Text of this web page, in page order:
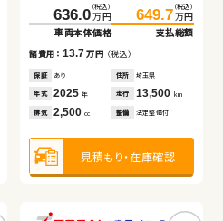
636.0 （税込）
万円
車両本体価格
649.7 （税込）
万円
支払総額
諸費用： 13.7万円 （税込）
保証 あり 住所 埼玉県
年式 2025年 走行 13,500 km
排気 2,500cc 整備 法定整備付
見積もり・在庫確認
諸費用：8.9 万円（税込）
あり
年式 2022年 走行
排気 1,500 整備 法定整備付
見積もり・在庫確認
160.0 （税込）
万円
車両本体価格
171.3 （税込）
万円
支払総額
諸費用： 11.3万円 （税込）
保証 あり 住所 佐賀県
年式 2019年 走行 90,400 km
排気 2,000cc 整備 法定整備付
見積もり・在庫確認
諸費用：17.1万円（税込）
あり
年式 2012年 走行
排気 2,000 整備 法定整備付
見積もり・在庫確認